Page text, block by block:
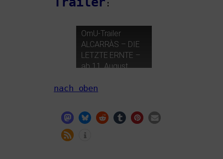
:
OmU-Trailer
ALCARRÀS – DIE
LETZTE ERNTE –
ab 11. August
nach oben